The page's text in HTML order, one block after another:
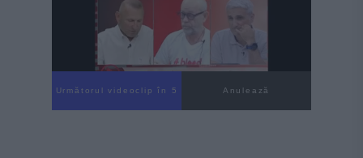
Următorul videoclip în 3 Anulează